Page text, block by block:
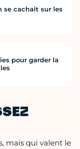
se cachait sur les
pour garder la
mais qui valent le